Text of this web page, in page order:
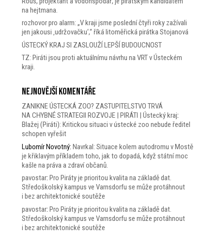
na hejtmana.
rozhovor pro alarm: „V kraji jsme poslední čtyři roky zažívali
jen jakousi ‚udržovačku‘,“ říká litoměřická pirátka Stojanová
ÚSTECKÝ KRAJ SI ZASLOUŽÍ LEPŠÍ BUDOUCNOST
TZ: Piráti jsou proti aktuálnímu návrhu na VRT v Ústeckém
kraji.
Nejnovější komentáře
ZANIKNE ÚSTECKÁ ZOO? ZASTUPITELSTVO TRVÁ
NA CHYBNÉ STRATEGII ROZVOJE | PIRÁTI | Ústecký kraj:
Blažej (Piráti): Kritickou situaci v ústecké zoo nebude ředitel
schopen vyřešit
Lubomír Novotný: Navrkal: Situace kolem autodromu v Mostě
je křiklavým příkladem toho, jak to dopadá, když státní moc
kašle na práva a zdraví občanů.
pavostar: Pro Piráty je prioritou kvalita na základě dat.
Středoškolský kampus ve Varnsdorfu se může protáhnout
i bez architektonické soutěže
pavostar: Pro Piráty je prioritou kvalita na základě dat.
Středoškolský kampus ve Varnsdorfu se může protáhnout
i bez architektonické soutěže